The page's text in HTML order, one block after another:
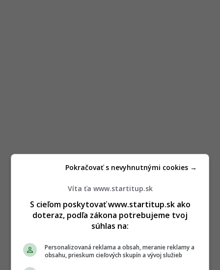
Víta ťa www.startitup.sk
S cieľom poskytovať www.startitup.sk ako
doteraz, podľa zákona potrebujeme tvoj
súhlas na:
Personalizovaná reklama a obsah, meranie reklamy a
obsahu, prieskum cieľových skupín a vývoj služieb
Pokračovať s nevyhnutnými cookies →